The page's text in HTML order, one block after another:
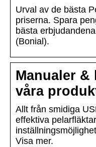
Urval av de bästa
priserna. Spara
bästa
(Bonial).
Manualer
våra
Allt från smidiga
effektiva
Visa mer.